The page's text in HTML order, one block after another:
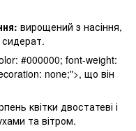
вирощений з насіння,
#000000; font-weight:
none;">, що він
квітки двостатеві і
та вітром.